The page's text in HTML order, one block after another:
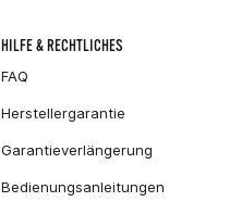
HILFE & RECHTLICHES
FAQ
Herstellergarantie
Garantieverlängerung
Bedienungsanleitungen